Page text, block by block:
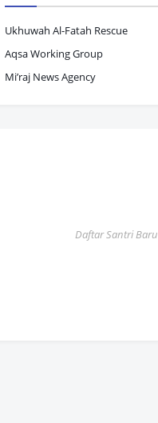
Ukhuwah Al-Fatah Rescue
Aqsa Working Group
Mi’raj News Agency
Daftar Santri Baru